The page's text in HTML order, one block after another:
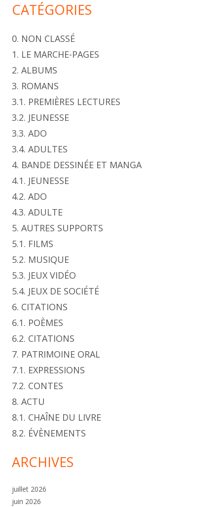
CATÉGORIES
0. NON CLASSÉ
1. LE MARCHE-PAGES
2. ALBUMS
3. ROMANS
3.1. PREMIÈRES LECTURES
3.2. JEUNESSE
3.3. ADO
3.4. ADULTES
4. BANDE DESSINÉE ET MANGA
4.1. JEUNESSE
4.2. ADO
4.3. ADULTE
5. AUTRES SUPPORTS
5.1. FILMS
5.2. MUSIQUE
5.3. JEUX VIDÉO
5.4. JEUX DE SOCIÉTÉ
6. CITATIONS
6.1. POÈMES
6.2. CITATIONS
7. PATRIMOINE ORAL
7.1. EXPRESSIONS
7.2. CONTES
8. ACTU
8.1. CHAÎNE DU LIVRE
8.2. ÉVÈNEMENTS
ARCHIVES
juillet 2026
juin 2026